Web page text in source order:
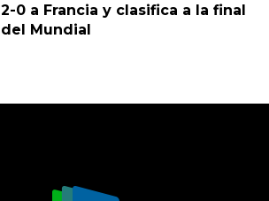
2-0 a Francia y clasifica a la final
del Mundial